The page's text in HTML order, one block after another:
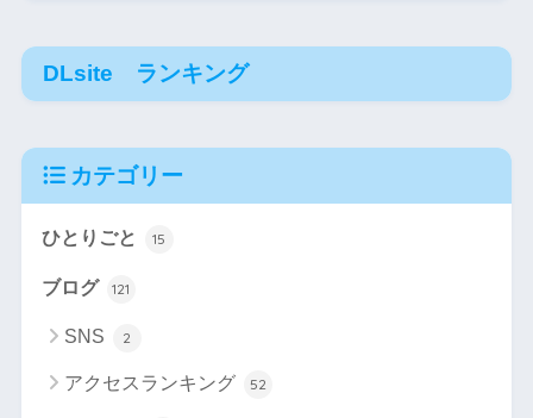
DLsite ランキング
カテゴリー
ひとりごと 15
ブログ 121
SNS 2
アクセスランキング 52